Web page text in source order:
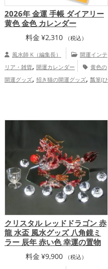
2026年 金運 手帳 ダイアリー
黄色 金色 カレンダー
料金 ¥2,310 （税込）
風水師 K（編集長）
開運インテ
リア・雑貨, 開運カレンダー
黄色の
開運グッズ, 招き猫の開運グッズ, 瓢箪(ひ
総合運・全体運アップ
クリスタル レッドドラゴン 赤
龍 水盃 風水グッズ 八角鏡ミ
ラー 辰年 赤い色 幸運の置物
料金 ¥9,900 （税込）